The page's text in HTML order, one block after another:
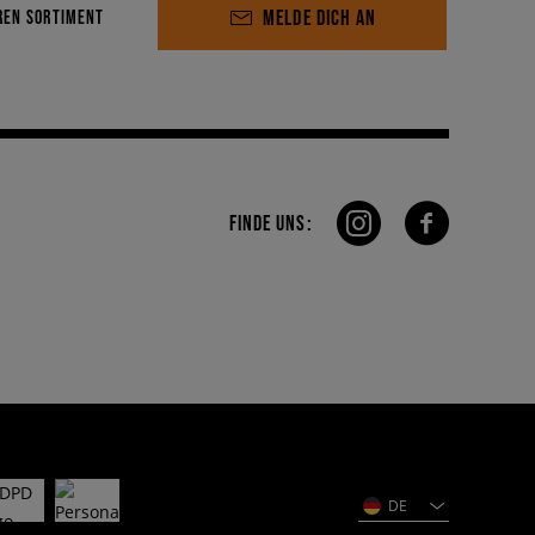
SORTIMENT MELDE DICH AN
FINDE UNS:
DE